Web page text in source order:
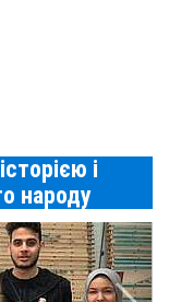
і
народу